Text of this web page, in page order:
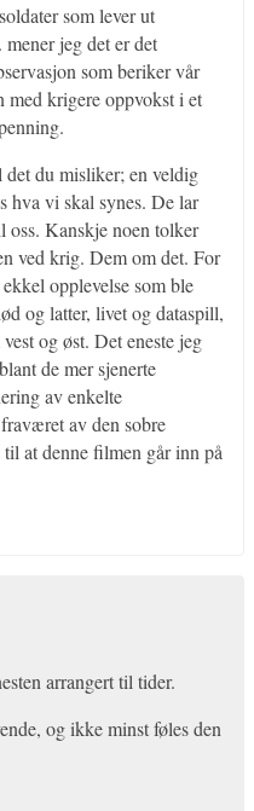
som lever ut
jeg det er det
som beriker vår
med krigere oppvokst i et
du misliker; en veldig
hva vi skal synes. De lar
Kanskje noen tolker
ved krig. Dem om det. For
opplevelse som ble
og latter, livet og dataspill,
og øst. Det eneste jeg
de mer sjenerte
av enkelte
av den sobre
at denne filmen går inn på
arrangert til tider.
og ikke minst føles den